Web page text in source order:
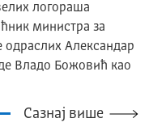
логораша
министра за
Александар
Владо Божовић као
Сазнај више